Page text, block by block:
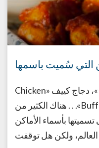
التي سُميت باسمها
بيكد ألاسكا «Baked Alaska»، دجاج كييف «Chicken
Kiev»، أجنحة بافلو «Buffalo wings». . . هناك الكثير من
بأسماء الأماكن
ولكن هل توقفت